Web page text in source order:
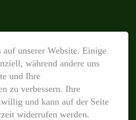
unserer Website. Einige
während andere uns
und Ihre
zu verbessern. Ihre
und kann auf der Seite
widerrufen werden.